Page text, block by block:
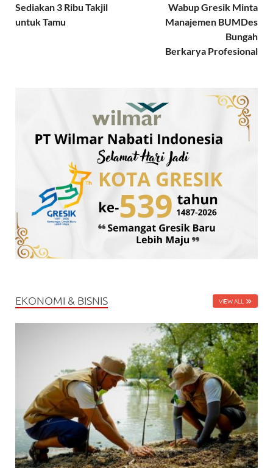
Sediakan 3 Ribu Takjil
untuk Tamu
Wabup Gresik Minta
Manajemen BUMDes
Bungah
Berkarya Profesional
EKONOMI & BISNIS VIEW ALL